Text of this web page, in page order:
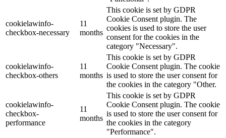
cookielawinfo-
checkbox-necessary
11
months
This cookie is set by GDPR
Cookie Consent plugin. The
cookies is used to store the user
consent for the cookies in the
category "Necessary".
cookielawinfo-
checkbox-others
11
months
This cookie is set by GDPR
Cookie Consent plugin. The cookie
is used to store the user consent for
the cookies in the category "Other.
cookielawinfo-
checkbox-
performance
11
months
This cookie is set by GDPR
Cookie Consent plugin. The cookie
is used to store the user consent for
the cookies in the category
"Performance".